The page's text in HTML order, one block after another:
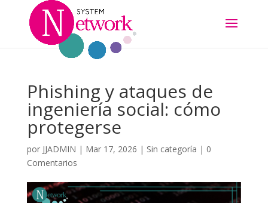
Phishing y ataques de
ingeniería social: cómo
protegerse
por JJADMIN | Mar 17, 2026 | Sin categoría | 0
Comentarios